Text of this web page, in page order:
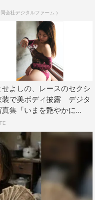
同会社デジタルファーム )
せよしの、レースのセクシ
装で美ボディ披露 デジタ
真集「いまを艶やかに...